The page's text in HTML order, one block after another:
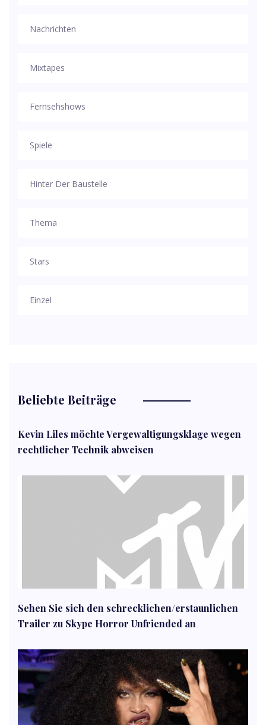
Nachrichten
Mixtapes
Fernsehshows
Spiele
Hinter Der Baustelle
Thema
Stars
Einzel
Beliebte Beiträge
Kevin Liles möchte Vergewaltigungsklage wegen
rechtlicher Technik abweisen
Sehen Sie sich den schrecklichen/erstaunlichen
Trailer zu Skype Horror Unfriended an